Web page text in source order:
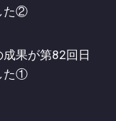
た②
果が第82回日
た①